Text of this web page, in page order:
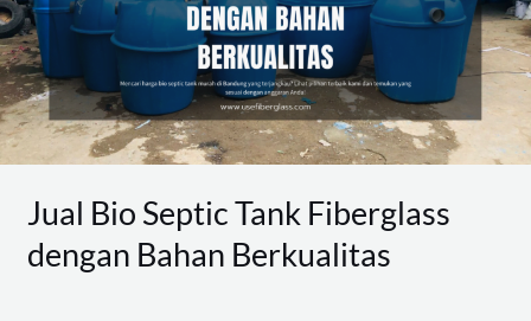
Jual Bio Septic Tank Fiberglass
dengan Bahan Berkualitas
Fiberglass
dengan
Bahan
Berkualitas